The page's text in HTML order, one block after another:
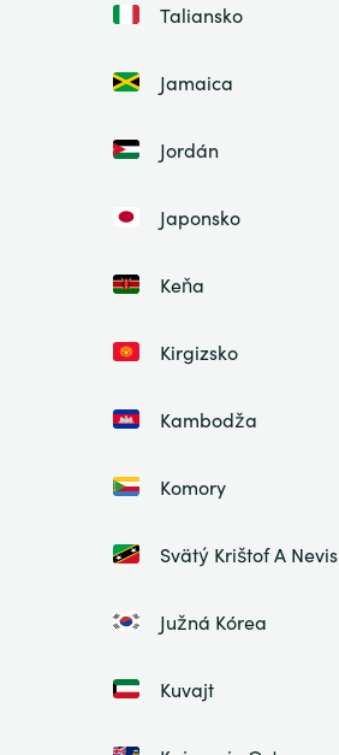
Taliansko
Jamaica
Jordán
Japonsko
Keňa
Kirgizsko
Kambodža
Komory
Svätý Krištof A Nevis
Južná Kórea
Kuvajt